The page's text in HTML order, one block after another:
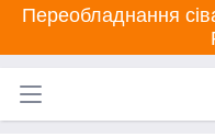
Переобладнання